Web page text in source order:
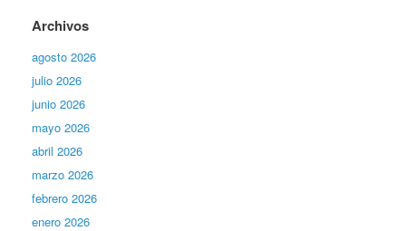
Archivos
agosto 2026
julio 2026
junio 2026
mayo 2026
abril 2026
marzo 2026
febrero 2026
enero 2026